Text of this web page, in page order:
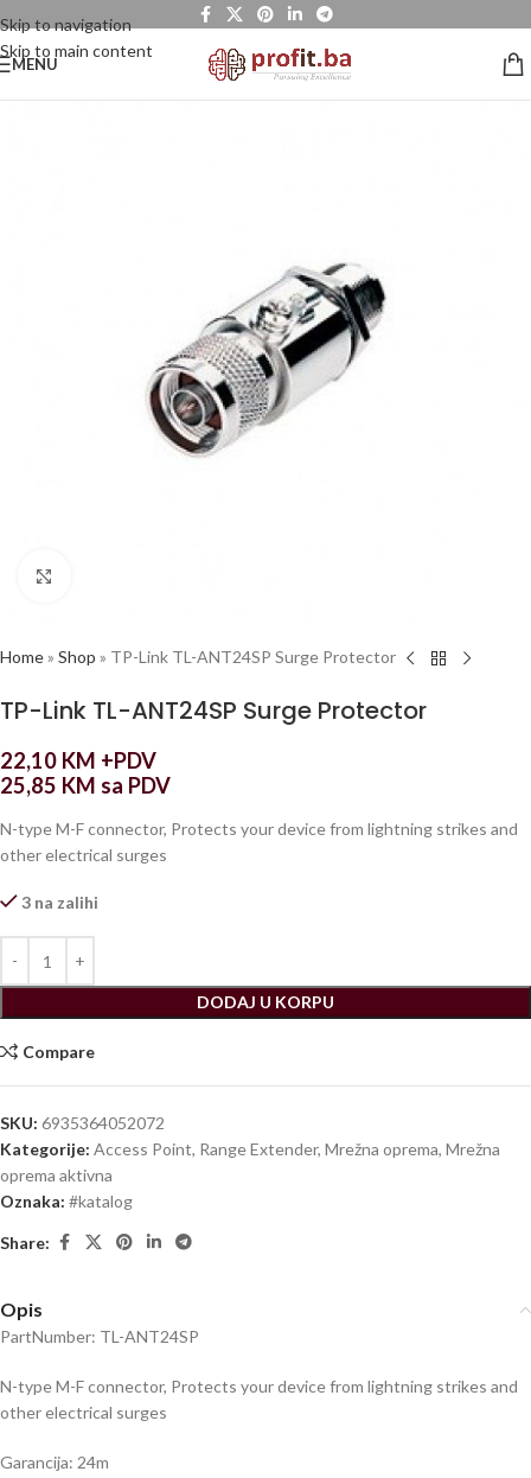
Skip to navigation
Skip to main content
MENU
Home» Shop » TP-Link TL-ANT24SP Surge Protector
TP-Link TL-ANT24SP Surge Protector
22,10 KM +PDV
25,85 KM sa PDV
N-type M-F connector, Protects your device from lightning strikes and
other electrical surges
3 na zalihi
DODAJ U KORPU
Compare
SKU: 6935364052072
Kategorije: Access Point, Range Extender, Mrežna oprema, Mrežna
oprema aktivna
Oznaka: #katalog
Share:
Opis
PartNumber: TL-ANT24SP
N-type M-F connector, Protects your device from lightning strikes and
other electrical surges
Garancija: 24m